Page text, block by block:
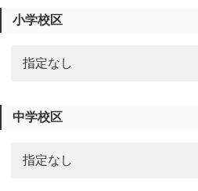
小学校区
中学校区